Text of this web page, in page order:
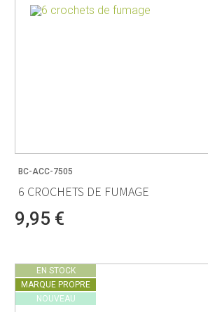
BC-ACC-7505
6 CROCHETS DE FUMAGE
9,95 €
EN STOCK
MARQUE PROPRE
NOUVEAU